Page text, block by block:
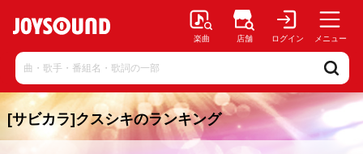
楽曲 店舗 ログイン メニュー
[サビカラ]クスシキのランキング